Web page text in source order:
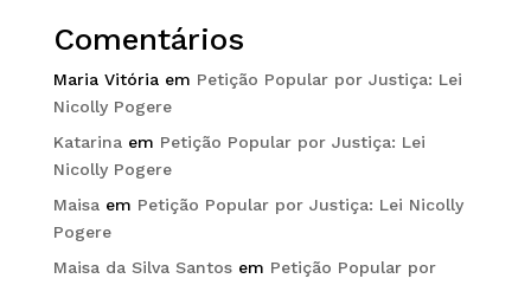
Comentários
Maria Vitóriaem Petição Popular por Justiça: Lei
Nicolly Pogere
Katarinaem Petição Popular por Justiça: Lei
Nicolly Pogere
Maisaem Petição Popular por Justiça: Lei Nicolly
Pogere
Maisa da Silva Santosem Petição Popular por